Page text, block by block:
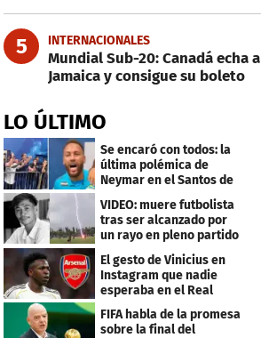
5 INTERNACIONALES
Mundial Sub-20: Canadá echa a
Jamaica y consigue su boleto
LO ÚLTIMO
Se encaró con todos: la
última polémica de
Neymar en el Santos de
VIDEO: muere futbolista
tras ser alcanzado por
un rayo en pleno partido
El gesto de Vinicius en
Instagram que nadie
esperaba en el Real
Madrid
FIFA habla de la promesa
sobre la final del